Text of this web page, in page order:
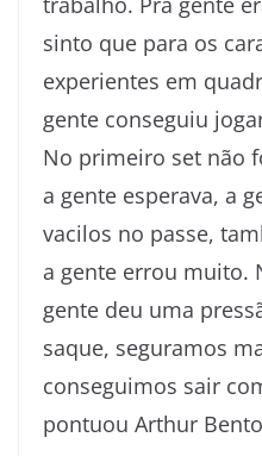
sinto que para os
experientes em
gente conseguiu
No primeiro set não
a gente esperava, a
vacilos no passe,
a gente errou muito.
gente deu uma
saque, seguramos
conseguimos sair
pontuou Arthur